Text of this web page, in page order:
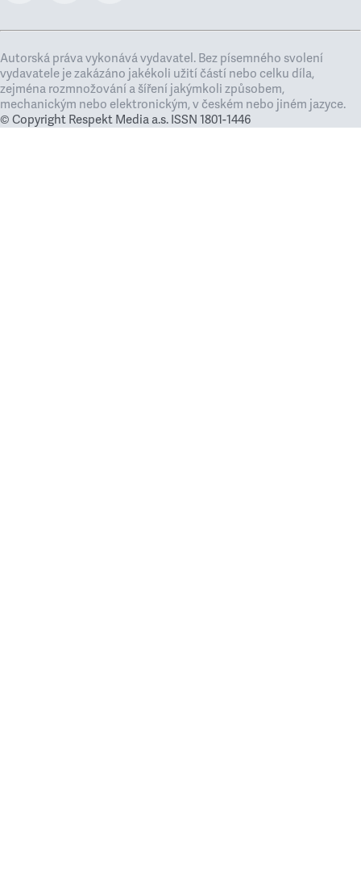
Autorská práva vykonává vydavatel. Bez písemného svolení
vydavatele je zakázáno jakékoli užití částí nebo celku díla,
zejména rozmnožování a šíření jakýmkoli způsobem,
mechanickým nebo elektronickým, v českém nebo jiném jazyce.
© Copyright Respekt Media a.s. ISSN 1801-1446